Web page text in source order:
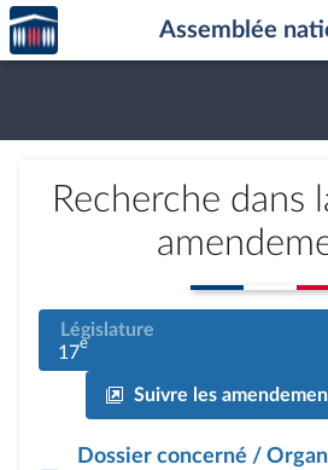
Aller au contenu
Aller en bas de la page
Accèder
à la
page
Assemblée
Recherche dans
Législature
17e
Suivre les
Dossier concerné /